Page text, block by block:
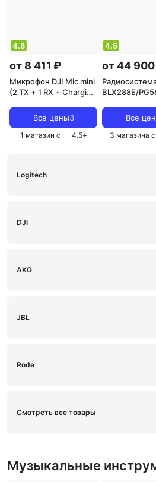
4.8
от 8 411 ₽
Микрофон DJI Mic mini
(2 TX + 1 RX + Charging
Все цены3
1 магазин с 4.5+
4.5
от 44
BLX288E/
Все
3 магазина с
Logitech
DJI
AKG
JBL
Rode
Смотреть все товары
Музыкальные